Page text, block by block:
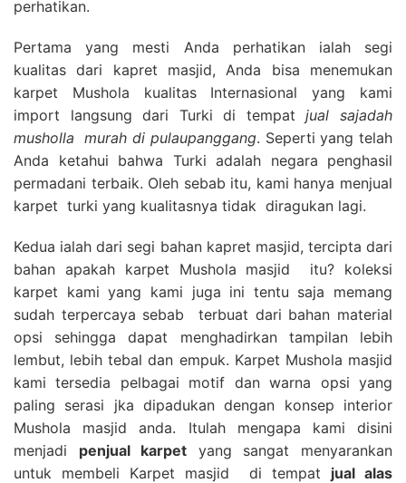
perhatikan.
Pertama yang mesti Anda perhatikan ialah segi
kualitas dari kapret masjid, Anda bisa menemukan
karpet Mushola kualitas Internasional yang kami
import langsung dari Turki di tempatjual sajadah
musholla
murah di pulaupanggang. Seperti yang telah
Anda ketahui bahwa Turki adalah negara penghasil
permadani terbaik. Oleh sebab itu, kami hanya menjual
karpet turki yang kualitasnya tidak diragukan lagi.
Kedua ialah dari segi bahan kapret masjid, tercipta dari
bahan apakah karpet Mushola masjid itu? koleksi
karpet kami yang kami juga ini tentu saja memang
sudah terpercaya sebab terbuat dari bahan material
opsi sehingga dapat menghadirkan tampilan lebih
lembut, lebih tebal dan empuk. Karpet Mushola masjid
kami tersedia pelbagai motif dan warna opsi yang
paling serasi jka dipadukan dengan konsep interior
Mushola masjid anda. Itulah mengapa kami disini
menjadi penjual karpet yang sangat menyarankan
untuk membeli Karpet masjid di tempat jual alas